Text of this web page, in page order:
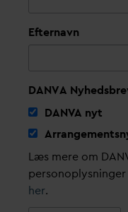
Efternavn
DANVA
DANVA nyt
Læs mere om
her.